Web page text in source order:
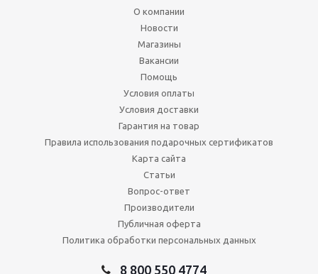
О компании
Новости
Магазины
Вакансии
Помощь
Условия оплаты
Условия доставки
Гарантия на товар
Правила использования подарочных сертификатов
Карта сайта
Статьи
Вопрос-ответ
Производители
Публичная оферта
Политика обработки персональных данных
8 800 550 4774